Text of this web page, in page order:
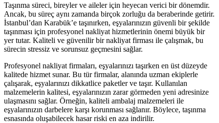
Taşınma süreci, bireyler ve aileler için heyecan verici bir dönemdir.
Ancak, bu süreç aynı zamanda birçok zorluğu da beraberinde getirir.
İstanbul’dan Karabük’e taşınırken, eşyalarınızın güvenli bir şekilde
taşınması için profesyonel nakliyat hizmetlerinin önemi büyük bir
yer tutar. Kaliteli ve güvenilir bir nakliyat firması ile çalışmak, bu
sürecin stressiz ve sorunsuz geçmesini sağlar.
Profesyonel nakliyat firmaları, eşyalarınızı taşırken en üst düzeyde
kalitede hizmet sunar. Bu tür firmalar, alanında uzman ekiplerle
çalışarak, eşyalarınızı dikkatlice paketler ve taşır. Kullanılan
malzemelerin kalitesi, eşyalarınızın zarar görmeden yeni adresinize
ulaşmasını sağlar. Örneğin, kaliteli ambalaj malzemeleri ile
eşyalarınızın darbelere karşı korunması sağlanır. Böylece, taşınma
esnasında oluşabilecek hasar riski en aza indirilir.